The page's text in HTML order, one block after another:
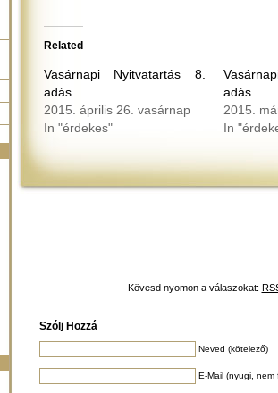
Related
Vasárnapi Nyitvatartás 8.
adás
2015. április 26. vasárnap
In "érdekes"
adás
2015.
In
Kövesd nyomon a válaszokat:
Szólj Hozzá
Neved (kötelező)
E-Mail (nyugi,